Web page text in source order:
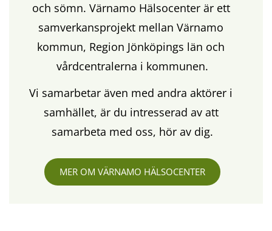
och sömn. Värnamo Hälsocenter är ett
samverkansprojekt mellan Värnamo
kommun, Region Jönköpings län och
vårdcentralerna i kommunen.
Vi samarbetar även med andra aktörer i
samhället, är du intresserad av att
samarbeta med oss, hör av dig.
MER OM VÄRNAMO HÄLSOCENTER